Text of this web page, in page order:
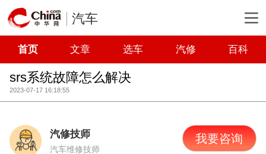
汽车
首页 文章 选车 汽修 百科
srs系统故障怎么解决
2023-07-17 16:18:55
汽修技师
汽车维修技师
我要咨询